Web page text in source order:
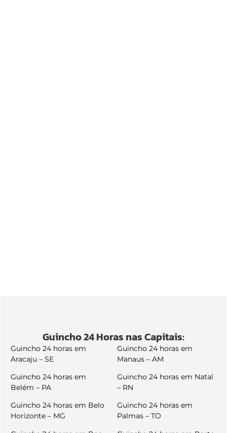
Guincho 24 Horas nas Capitais:
Guincho 24 horas em
Aracaju – SE
Guincho 24 horas em
Belém – PA
Guincho 24 horas em Belo
Horizonte – MG
Guincho 24 horas em
Manaus – AM
Guincho 24 horas em Natal
– RN
Guincho 24 horas em
Palmas – TO